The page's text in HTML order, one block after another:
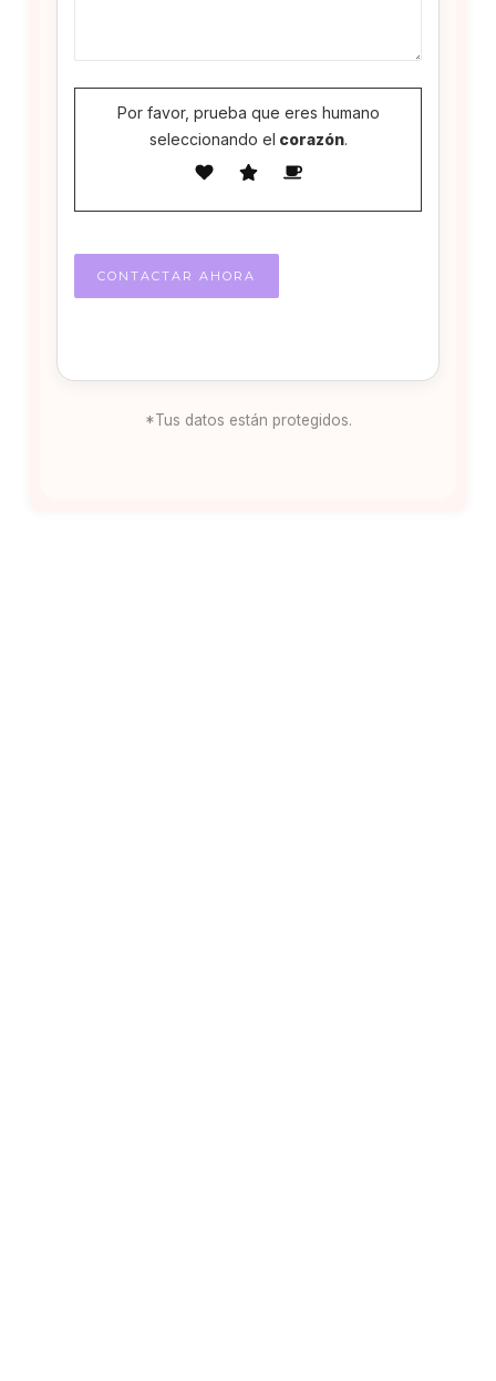
Por favor, prueba que eres humano
seleccionando el corazón.
*Tus datos están protegidos.